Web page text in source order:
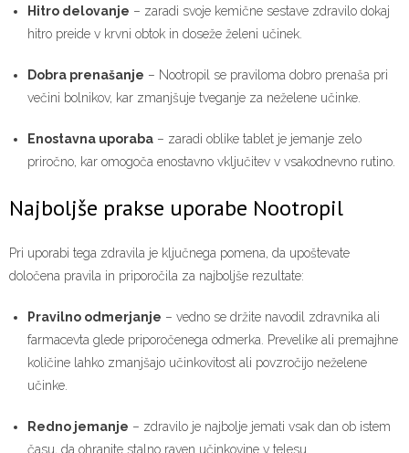
Hitro delovanje – zaradi svoje kemične sestave zdravilo dokaj
hitro preide v krvni obtok in doseže želeni učinek.
Dobra prenašanje – Nootropil se praviloma dobro prenaša pri
večini bolnikov, kar zmanjšuje tveganje za neželene učinke.
Enostavna uporaba – zaradi oblike tablet je jemanje zelo
priročno, kar omogoča enostavno vključitev v vsakodnevno rutino.
Najboljše prakse uporabe Nootropil
Pri uporabi tega zdravila je ključnega pomena, da upoštevate
določena pravila in priporočila za najboljše rezultate:
Pravilno odmerjanje – vedno se držite navodil zdravnika ali
farmacevta glede priporočenega odmerka. Prevelike ali premajhne
količine lahko zmanjšajo učinkovitost ali povzročijo neželene
učinke.
Redno jemanje – zdravilo je najbolje jemati vsak dan ob istem
času, da ohranite stalno raven učinkovine v telesu.